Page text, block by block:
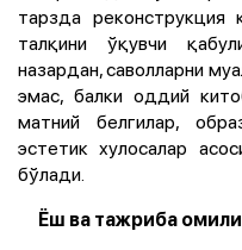
тарзда реконструкция
талқини ўқувчи
назардан, саволларни
эмас, балки оддий
матний белгилар,
эстетик хулосалар
бўлади.
Ёш ва тажриба